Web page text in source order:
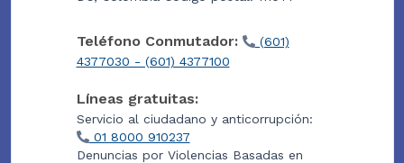
Teléfono Conmutador:
(601)
4377030 - (601) 4377100
Líneas gratuitas:
Servicio al ciudadano y anticorrupción:
01 8000 910237
Denuncias por Violencias Basadas en